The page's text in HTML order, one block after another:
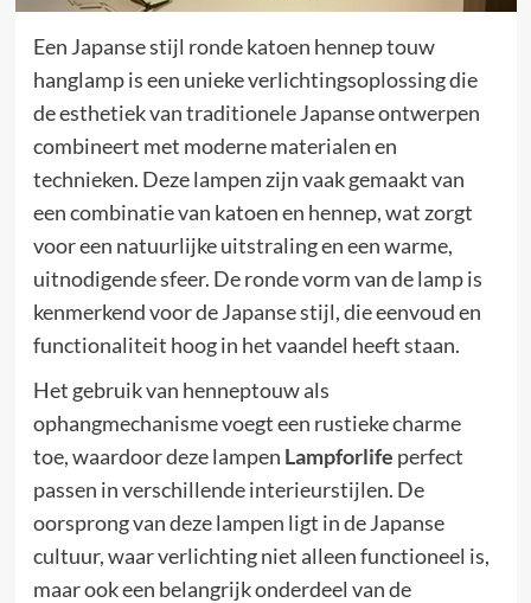
Een Japanse stijl ronde katoen hennep touw
hanglamp is een unieke verlichtingsoplossing die
de esthetiek van traditionele Japanse ontwerpen
combineert met moderne materialen en
technieken. Deze lampen zijn vaak gemaakt van
een combinatie van katoen en hennep, wat zorgt
voor een natuurlijke uitstraling en een warme,
uitnodigende sfeer. De ronde vorm van de lamp is
kenmerkend voor de Japanse stijl, die eenvoud en
functionaliteit hoog in het vaandel heeft staan.
Het gebruik van henneptouw als
ophangmechanisme voegt een rustieke charme
toe, waardoor deze lampen Lampforlife perfect
passen in verschillende interieurstijlen. De
oorsprong van deze lampen ligt in de Japanse
cultuur, waar verlichting niet alleen functioneel is,
maar ook een belangrijk onderdeel van de